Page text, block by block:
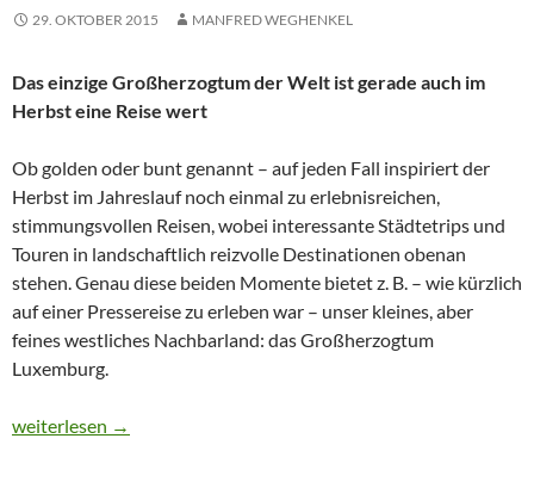
29. OKTOBER 2015 MANFRED WEGHENKEL
Das einzige Großherzogtum der Welt ist gerade auch im
Herbst eine Reise wert
Ob golden oder bunt genannt – auf jeden Fall inspiriert der
Herbst im Jahreslauf noch einmal zu erlebnisreichen,
stimmungsvollen Reisen, wobei interessante Städtetrips und
Touren in landschaftlich reizvolle Destinationen obenan
stehen. Genau diese beiden Momente bietet z. B. – wie kürzlich
auf einer Pressereise zu erleben war – unser kleines, aber
feines westliches Nachbarland: das Großherzogtum
Luxemburg.
CTOUR on Tour: Metropole und Moselregion – herbstliche
weiterlesen →